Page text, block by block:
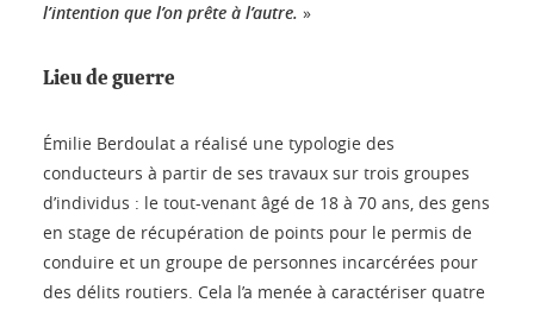
l’intention que l’on prête à l’autre. »
Lieu de guerre
Émilie Berdoulat a réalisé une typologie des
conducteurs à partir de ses travaux sur trois groupes
d’individus : le tout-venant âgé de 18 à 70 ans, des gens
en stage de récupération de points pour le permis de
conduire et un groupe de personnes incarcérées pour
des délits routiers. Cela l’a menée à caractériser quatre